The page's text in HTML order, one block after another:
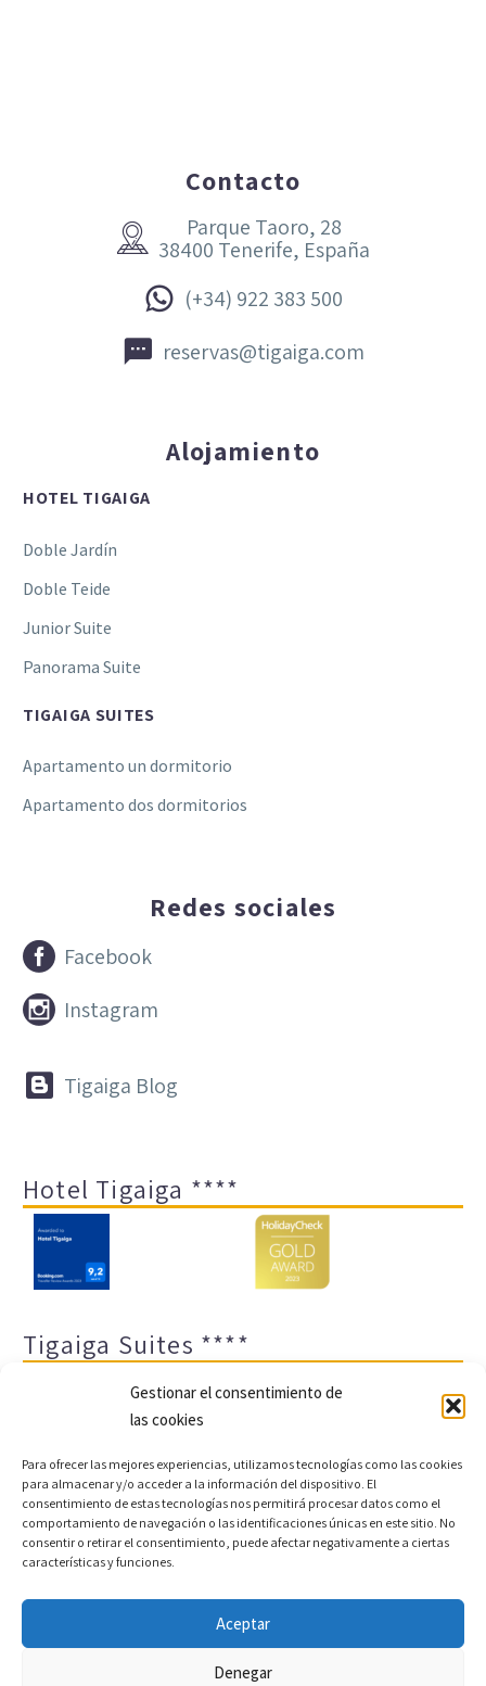
Gestionar el consentimiento de
las cookies
Para ofrecer las mejores experiencias, utilizamos tecnologías como las cookies
para almacenar y/o acceder a la información del dispositivo. El
consentimiento de estas tecnologías nos permitirá procesar datos como el
comportamiento de navegación o las identificaciones únicas en este sitio. No
consentir o retirar el consentimiento, puede afectar negativamente a ciertas
características y funciones.
Aceptar
Denegar
Contacto


Parque Taoro, 28
38400 Tenerife, España

 (+34) 922 383 500

 reservas@tigaiga.com
Alojamiento
HOTEL TIGAIGA
Doble Jardín
Doble Teide
Junior Suite
Panorama Suite
TIGAIGA SUITES
Apartamento un dormitorio
Apartamento dos dormitorios
Redes sociales

 Facebook

 Instagram

 Tigaiga Blog
Hotel Tigaiga ****
Tigaiga Suites ****
Aviso legal y política de privacidad
Transparencia
Cookies
Sitemap
Desarrollo web y motor de reservas